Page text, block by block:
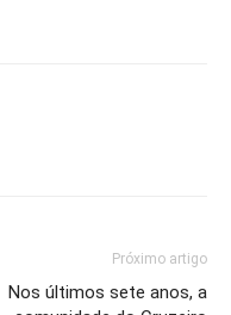
Próximo artigo
Nos últimos sete anos, a